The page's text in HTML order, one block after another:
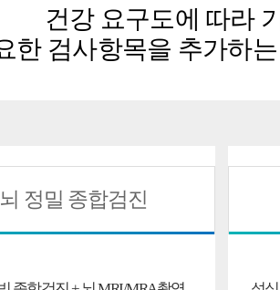
건강 요구도에 따라
한 검사항목을 추가하
뇌 정밀 종합검진